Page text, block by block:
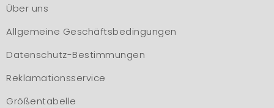
Über uns
Allgemeine Geschäftsbedingungen
Datenschutz-Bestimmungen
Reklamationsservice
Größentabelle